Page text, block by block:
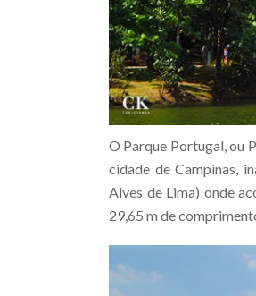
O Parque Portugal, ou
cidade de Campinas,
Alves de Lima) onde
29,65 m de